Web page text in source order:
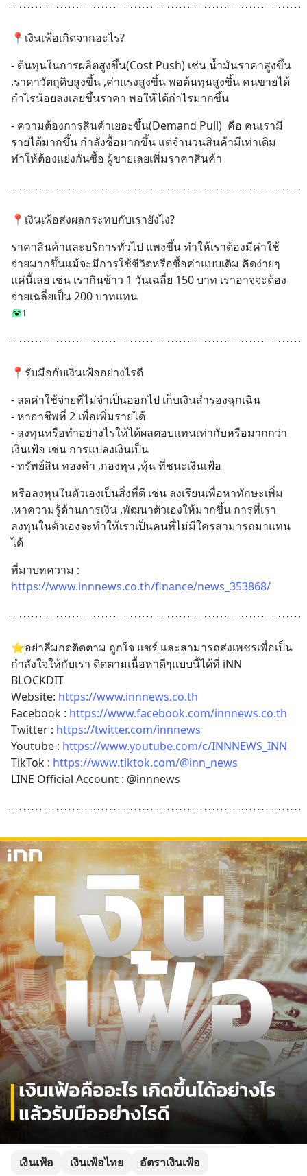
📍เงินเฟ้อเกิดจากอะไร?
- ต้นทุนในการผลิตสูงขึ้น(Cost Push) เช่น น้ำมันราคาสูงขึ้น
,ราคาวัตถุดิบสูงขึ้น ,ค่าแรงสูงขึ้น พอต้นทุนสูงขึ้น คนขายได้
กำไรน้อยลงเลยขึ้นราคา พอให้ได้กำไรมากขึ้น
- ความต้องการสินค้าเยอะขึ้น(Demand Pull)  คือ คนเรามี
รายได้มากขึ้น กำลังซื้อมากขึ้น แต่จำนวนสินค้ามีเท่าเดิม
ทำให้ต้องแย่งกันซื้อ ผู้ขายเลยเพิ่มราคาสินค้า
📍เงินเฟ้อส่งผลกระทบกับเรายังไง?
ราคาสินค้าและบริการทั่วไป แพงขึ้น ทำให้เราต้องมีค่าใช้
จ่ายมากขึ้นแม้จะมีการใช้ชีวิตหรือซื้อค่าแบบเดิม คิดง่ายๆ
แค่นี้เลย เช่น เรากินข้าว 1 วันเฉลี่ย 150 บาท เราอาจจะต้อง
จ่ายเฉลี่ยเป็น 200 บาทแทน
1
📍รับมือกับเงินเฟ้ออย่างไรดี
- ลดค่าใช้จ่ายที่ไม่จำเป็นออกไป เก็บเงินสำรองฉุกเฉิน
- หาอาชีพที่ 2 เพื่อเพิ่มรายได้
- ลงทุนหรือทำอย่างไรให้ได้ผลตอบแทนเท่ากับหรือมากกว่า
เงินเฟ้อ เช่น การแปลงเงินเป็น
- ทรัพย์สิน ทองคำ ,กองทุน ,หุ้น ที่ชนะเงินเฟ้อ
หรือลงทุนในตัวเองเป็นสิ่งที่ดี เช่น ลงเรียนเพื่อหาทักษะเพิ่ม
,หาความรู้ด้านการเงิน ,พัฒนาตัวเองให้มากขึ้น การที่เรา
ลงทุนในตัวเองจะทำให้เราเป็นคนที่ไม่มีใครสามารถมาแทน
ได้
https://www.innnews.co.th/finance/news_353868/
⭐️อย่าลืมกดติดตาม ถูกใจ แชร์ และสามารถส่งเพชรเพื่อเป็น
กำลังใจให้กับเรา ติดตามเนื้อหาดีๆแบบนี้ได้ที่ iNN
BLOCKDIT
Website: https://www.innnews.co.th
Facebook : https://www.facebook.com/innnews.co.th
Twitter : https://twitter.com/innnews
Youtube : https://www.youtube.com/c/INNNEWS_INN
TikTok : https://www.tiktok.com/@inn_news
LINE Official Account : @innnews
เงินเฟ้อ เงินเฟ้อไทย อัตราเงินเฟ้อ